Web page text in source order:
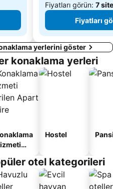
Fiyatları görün: 7 site
Fiyatları
yerlerini göster
konaklama yerleri
Hostel
otel kategorileri